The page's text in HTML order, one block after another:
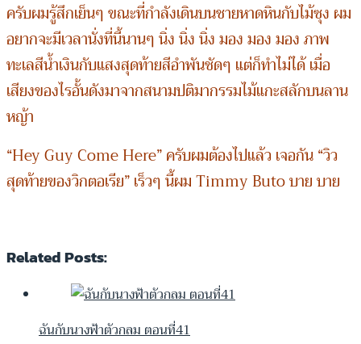
ครับผมรู้สึกเย็นๆ ขณะที่กำลังเดินบนชายหาดหินกับไม้ซุง ผม
อยากจะมีเวลานั่งที่นี้นานๆ นิ่ง นิ่ง นิ่ง มอง มอง มอง ภาพ
ทะเลสีน้ำเงินกับแสงสุดท้ายสีอำพันชัดๆ แต่ก็ทำไม่ได้ เมื่อ
เสียงของไรอั้นดังมาจากสนามปติมากรรมไม้แกะสลักบนลาน
หญ้า
“Hey Guy Come Here” ครับผมต้องไปแล้ว เจอกัน “วิว
สุดท้ายของวิกตอเรีย” เร็วๆ นี้ผม Timmy Buto บาย บาย
Related Posts:
ฉันกับนางฟ้าตัวกลม ตอนที่41